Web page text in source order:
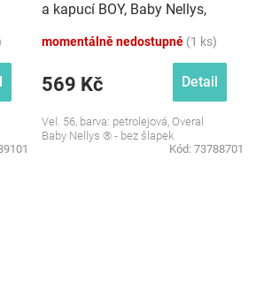
a kapucí BOY, Baby Nellys,
momentálně nedostupné (1 ks)
569 Kč Detail
Vel. 56, barva: petrolejová, Overal
Baby Nellys ® - bez šlapek
Kód: 73788701